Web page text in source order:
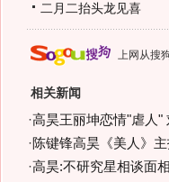
二月二抬头龙见喜
上网从搜
相关新闻
·高昊王丽坤恋情"虐人"
·陈键锋高昊《美人》
·高昊:不研究星相谈面